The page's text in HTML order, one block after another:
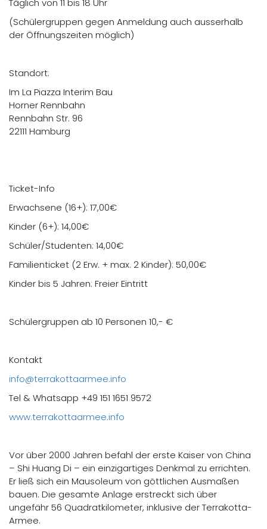
Täglich von 11 bis 18 Uhr
(Schülergruppen gegen Anmeldung auch ausserhalb
der Öffnungszeiten möglich)
Standort:
Im La Piazza Interim Bau
Horner Rennbahn
Rennbahn Str. 96
22111 Hamburg
Ticket-Info
Erwachsene (16+): 17,00€
Kinder (6+): 14,00€
Schüler/Studenten: 14,00€
Familienticket (2 Erw. + max. 2 Kinder): 50,00€
Kinder bis 5 Jahren: Freier Eintritt
Schülergruppen ab 10 Personen 10,- €
Kontakt
info@terrakottaarmee.info
Tel & Whatsapp +49 151 1651 9572
www.terrakottaarmee.info
Vor über 2000 Jahren befahl der erste Kaiser von China
– Shi Huang Di – ein einzigartiges Denkmal zu errichten.
Er ließ sich ein Mausoleum von göttlichen Ausmaßen
bauen. Die gesamte Anlage erstreckt sich über
ungefähr 56 Quadratkilometer, inklusive der Terrakotta-
Armee.